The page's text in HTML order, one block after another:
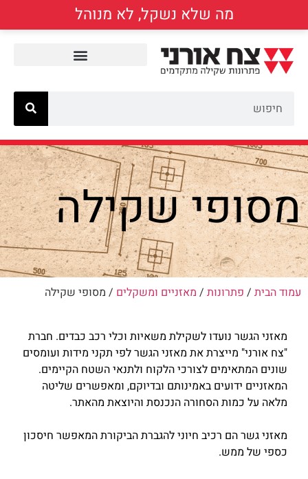
מה שלא נשקל, לא מנוהל
מסופי שקילה
עמוד הבית / פתרונות / מאזניים ומשקלים / מסופי שקילה
מאזני הגשר נועדו לשקילת משאיות וכלי רכב כבדים. חברת
"צח אורני" מייצרת את מאזני הגשר לפי תקני מידות ועומסים
שונים המתאימים לצורכי הלקוח ולתנאי השטח הקיימים.
המאזניים ידועים באמינותם ובדיוקם, ומאפשרים שליטה
מלאה על כמות הסחורה הנכנסת והיוצאת מהאתר.
מאזני גשר הם רכיב חיוני להגברת הביקורת המאפשר חיסכון
כספי של ממש.